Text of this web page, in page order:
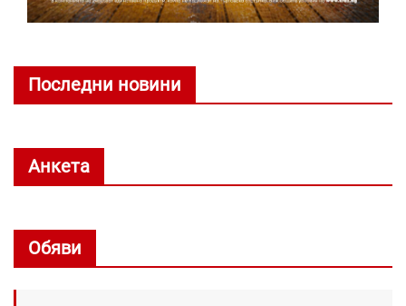
Последни новини
Анкета
Обяви